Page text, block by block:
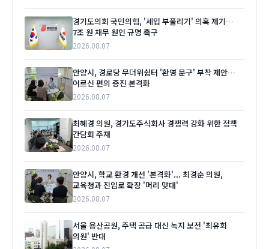
경기도의회 국민의힘, '세입 부풀리기' 의혹 제기…
7조 원 채무 원인 규명 촉구
2026.08.07
안양시, 경로당 무더위쉼터 '환영 문구' 부착 제안…
어르신 편의 증진 본격화
2026.08.07
최혜경 의원, 경기도주식회사 경쟁력 강화 위한 정책
간담회 주재
2026.08.07
안양시, 학교 환경 개선 '본격화'... 최경순 의원,
교육청과 진입로 확장 '머리 맞대'
2026.08.07
서울 용산공원, 주택 공급 대신 녹지 보전 '최유희
의원' 반대